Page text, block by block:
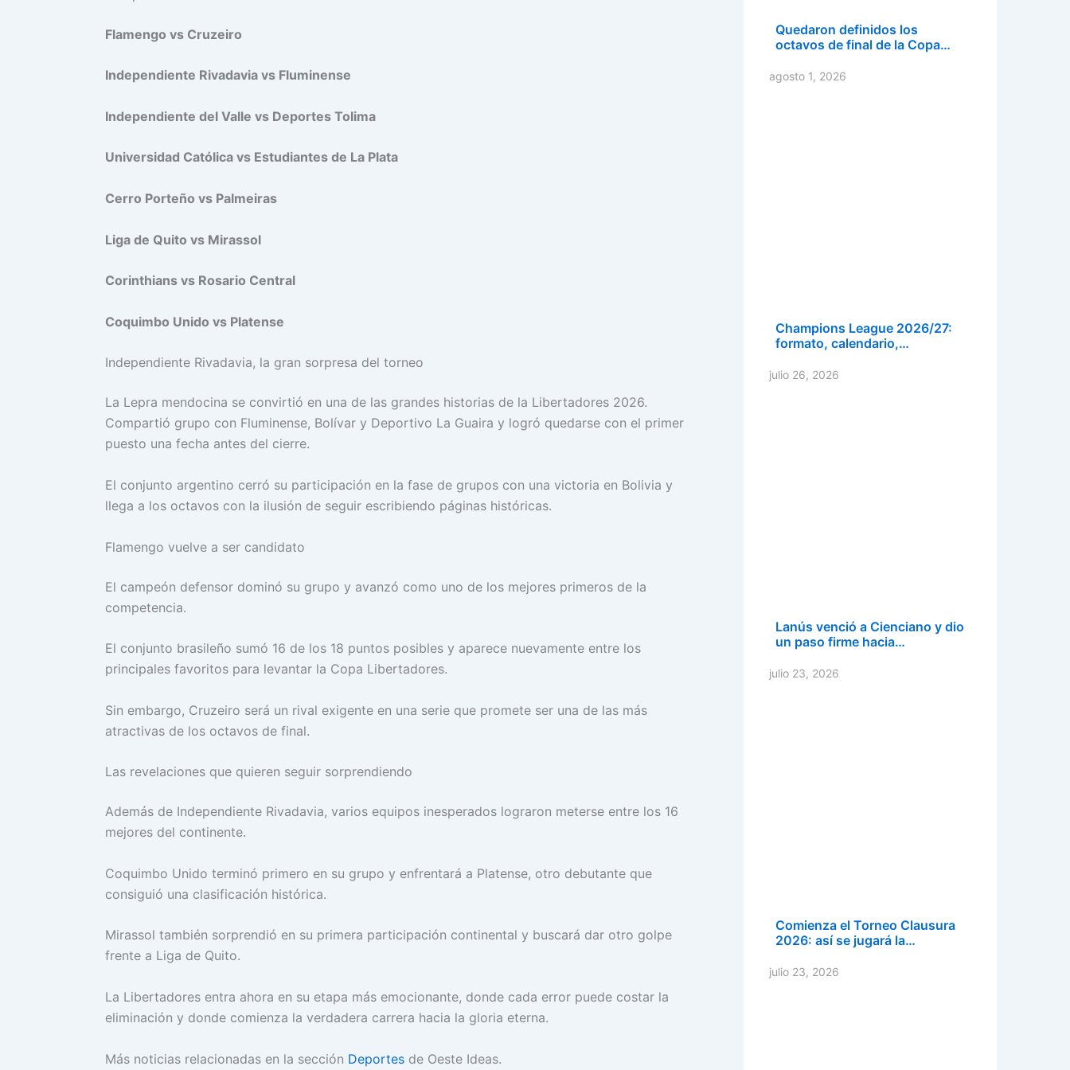
Flamengo vs Cruzeiro
Independiente Rivadavia vs Fluminense
Independiente del Valle vs Deportes Tolima
Universidad Católica vs Estudiantes de La Plata
Cerro Porteño vs Palmeiras
Liga de Quito vs Mirassol
Corinthians vs Rosario Central
Coquimbo Unido vs Platense
Independiente Rivadavia, la gran sorpresa del torneo
La Lepra mendocina se convirtió en una de las grandes historias de la Libertadores 2026.
Compartió grupo con Fluminense, Bolívar y Deportivo La Guaira y logró quedarse con el primer
puesto una fecha antes del cierre.
El conjunto argentino cerró su participación en la fase de grupos con una victoria en Bolivia y
llega a los octavos con la ilusión de seguir escribiendo páginas históricas.
Flamengo vuelve a ser candidato
El campeón defensor dominó su grupo y avanzó como uno de los mejores primeros de la
competencia.
El conjunto brasileño sumó 16 de los 18 puntos posibles y aparece nuevamente entre los
principales favoritos para levantar la Copa Libertadores.
Sin embargo, Cruzeiro será un rival exigente en una serie que promete ser una de las más
atractivas de los octavos de final.
Las revelaciones que quieren seguir sorprendiendo
Además de Independiente Rivadavia, varios equipos inesperados lograron meterse entre los 16
mejores del continente.
Coquimbo Unido terminó primero en su grupo y enfrentará a Platense, otro debutante que
consiguió una clasificación histórica.
Mirassol también sorprendió en su primera participación continental y buscará dar otro golpe
frente a Liga de Quito.
La Libertadores entra ahora en su etapa más emocionante, donde cada error puede costar la
eliminación y donde comienza la verdadera carrera hacia la gloria eterna.
Más noticias relacionadas en la sección Deportes de Oeste Ideas.
Quedaron definidos los
octavos de final de la Copa…
agosto 1, 2026
Champions League 2026/27:
formato, calendario,…
julio 26, 2026
Lanús venció a Cienciano y dio
un paso firme hacia…
julio 23, 2026
Comienza el Torneo Clausura
2026: así se jugará la…
julio 23, 2026